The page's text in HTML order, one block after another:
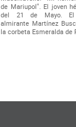
de Mariupol". El joven
del 21 de Mayo. El
almirante Martínez
la corbeta Esmeralda de